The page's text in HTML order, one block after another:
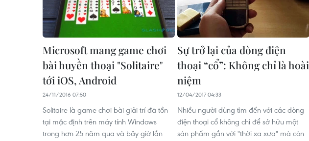
Microsoft mang game chơi
bài huyền thoại "Solitaire"
tới iOS, Android
24/11/2016 07:50
Solitaire là game chơi bài giải trí đã tồn
tại mặc định trên máy tính Windows
trong hơn 25 năm qua và bây giờ lần
Sự trở lại của dòng điện
thoại “cổ”: Không chỉ là hoài
niệm
12/04/2017 04:33
Nhiều người dùng tìm đến với các dòng
điện thoại cổ không chỉ để sở hữu một
sản phẩm gắn với "thời xa xưa" mà còn